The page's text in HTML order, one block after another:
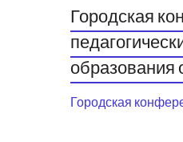
Городская
образования
Городская